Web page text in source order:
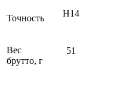
Точность H14
Вес
брутто, г
51